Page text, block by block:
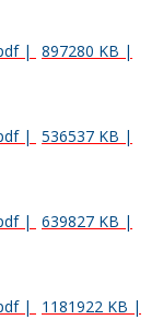
| 897280 KB |
| 536537 KB |
| 639827 KB |
| 1181922 KB |